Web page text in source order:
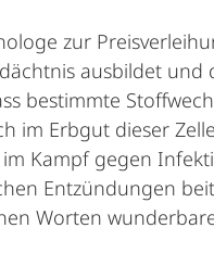
zur
ausbildet
bestimmte
Erbgut dieser
Kampf gegen
Entzündungen
Worten